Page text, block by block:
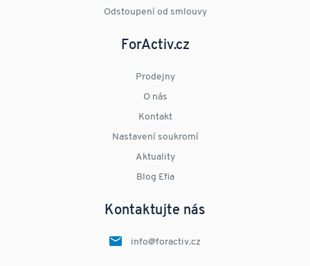
Odstoupení od smlouvy
ForActiv.cz
Prodejny
O nás
Kontakt
Nastavení soukromí
Aktuality
Blog Efia
Kontaktujte nás
info@foractiv.cz